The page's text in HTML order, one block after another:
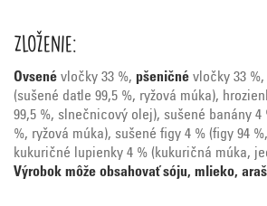
Zloženie:
Ovsené vločky 33 %, pšeničné vločky 33
(sušené datle 99,5 %, ryžová múka),
99,5 %, slnečnicový olej), sušené banány 4
%, ryžová múka), sušené figy 4 % (figy 94
kukuričné lupienky 4 % (kukuričná múka,
Výrobok môže obsahovať sóju, mlieko,